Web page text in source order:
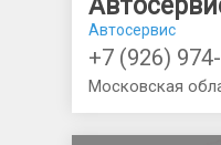
Автосервис
+7 (926)